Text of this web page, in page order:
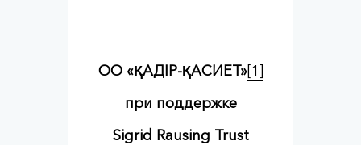
ОО «ҚАДІР-ҚАСИЕТ»[1]
при поддержке
Sigrid Rausing Trust